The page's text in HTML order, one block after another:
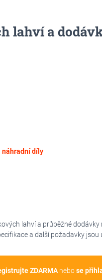
lahví a
náhradní díly
lahví a průběžné
a další požadavky jsou
ZDARMAnebose